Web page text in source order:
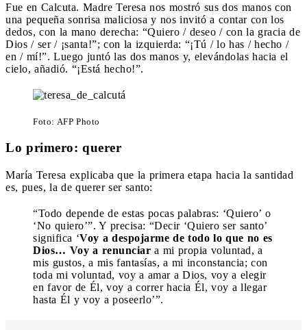
Fue en Calcuta. Madre Teresa nos mostró sus dos manos con
una pequeña sonrisa maliciosa y nos invitó a contar con los
dedos, con la mano derecha: “Quiero / deseo / con la gracia de
Dios / ser / ¡santa!”; con la izquierda: “¡Tú / lo has / hecho /
en / mí!”. Luego juntó las dos manos y, elevándolas hacia el
cielo, añadió. “¡Está hecho!”.
Foto: AFP Photo
Lo primero: querer
María Teresa explicaba que la primera etapa hacia la santidad
es, pues, la de querer ser santo:
“Todo depende de estas pocas palabras: ‘Quiero’ o
‘No quiero’”. Y precisa: “Decir ‘Quiero ser santo’
significa ‘Voy a despojarme de todo lo que no es
Dios… Voy a renunciar a mi propia voluntad, a
mis gustos, a mis fantasías, a mi inconstancia; con
toda mi voluntad, voy a amar a Dios, voy a elegir
en favor de Él, voy a correr hacia Él, voy a llegar
hasta Él y voy a poseerlo’”.